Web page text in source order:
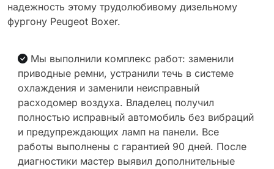
надежность этому трудолюбивому дизельному
фургону Peugeot Boxer.
Мы выполнили комплекс работ: заменили
приводные ремни, устранили течь в системе
охлаждения и заменили неисправный
расходомер воздуха. Владелец получил
полностью исправный автомобиль без вибраций
и предупреждающих ламп на панели. Все
работы выполнены с гарантией 90 дней. После
диагностики мастер выявил дополнительные